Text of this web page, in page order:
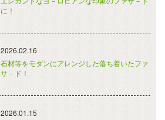
に！
2026.02.16
石材等をモダンにアレンジした落ち着いたファ
サ－ド！
2026.01.15